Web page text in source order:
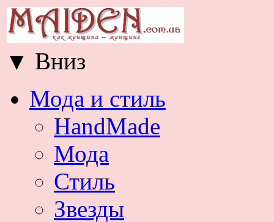
▼ Вниз
Мода и стиль
HandMade
Мода
Стиль
Звезды